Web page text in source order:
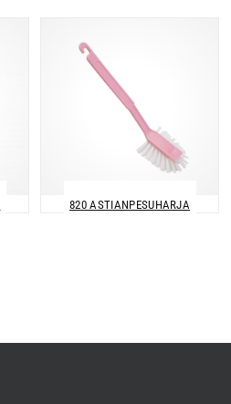
820 ASTIANPESUHARJA